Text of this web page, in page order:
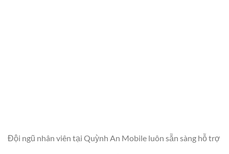
Đội ngũ nhân viên tại Quỳnh An Mobile luôn sẵn sàng hỗ trợ